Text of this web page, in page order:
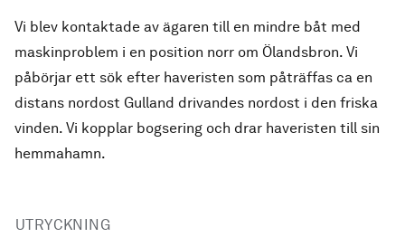
Vi blev kontaktade av ägaren till en mindre båt med
maskinproblem i en position norr om Ölandsbron. Vi
påbörjar ett sök efter haveristen som påträffas ca en
distans nordost Gulland drivandes nordost i den friska
vinden. Vi kopplar bogsering och drar haveristen till sin
hemmahamn.
UTRYCKNING